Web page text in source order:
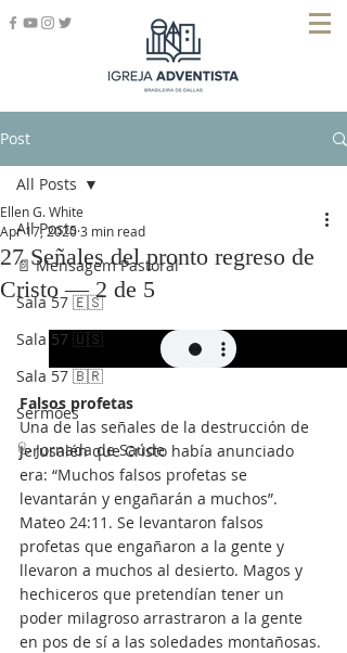
Post
All Posts
📄 Mensagem Pastoral
Sala 57 🇪🇸
Sala 57 🇺🇸
Sala 57 🇧🇷
Sermões
🩺 Jornada de Saúde
All Posts
27 Señales del pronto regreso de
Cristo — 2 de 5
Ellen G. White
Apr 17, 20203 min read
Falsos profetas
Una de las señales de la destrucción de
Jerusalén que Cristo había anunciado
era: “Muchos falsos profetas se
levantarán y engañarán a muchos”.
Mateo 24:11. Se levantaron falsos
profetas que engañaron a la gente y
llevaron a muchos al desierto. Magos y
hechiceros que pretendían tener un
poder milagroso arrastraron a la gente
en pos de sí a las soledades montañosas.